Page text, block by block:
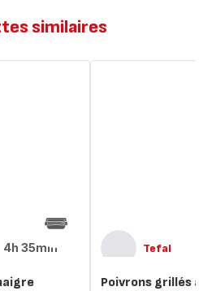
similaires
4h 35min Tefal
Poivrons grillés